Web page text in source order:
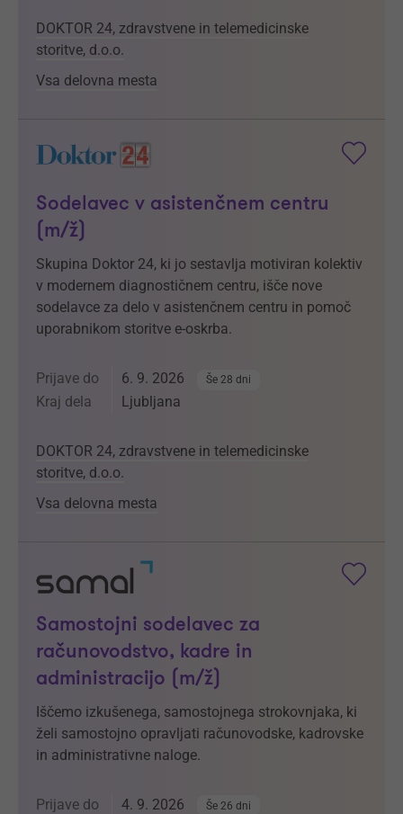
DOKTOR 24, zdravstvene in telemedicinske
storitve, d.o.o.
Vsa delovna mesta
Sodelavec v asistenčnem centru
(m/ž)
Skupina Doktor 24, ki jo sestavlja motiviran kolektiv
v modernem diagnostičnem centru, išče nove
sodelavce za delo v asistenčnem centru in pomoč
uporabnikom storitve e-oskrba.
Prijave do 6. 9. 2026 Še 28 dni
Kraj dela Ljubljana
DOKTOR 24, zdravstvene in telemedicinske
storitve, d.o.o.
Vsa delovna mesta
Samostojni sodelavec za
računovodstvo, kadre in
administracijo (m/ž)
Iščemo izkušenega, samostojnega strokovnjaka, ki
želi samostojno opravljati računovodske, kadrovske
in administrativne naloge.
Prijave do 4. 9. 2026 Še 26 dni